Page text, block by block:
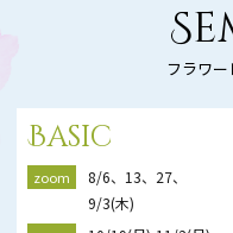
フラワー
Basic
zoom
8/6、13、27、
9/3(木)